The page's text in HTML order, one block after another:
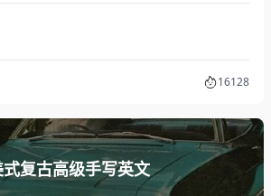
16128
复古高级手写英文